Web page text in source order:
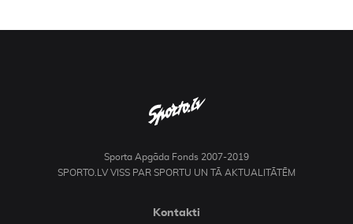
Sporta Apgāda Fonds 2007-2019
SPORTO.LV VISS PAR SPORTU UN TĀ AKTUALITĀTĒM
Kontakti